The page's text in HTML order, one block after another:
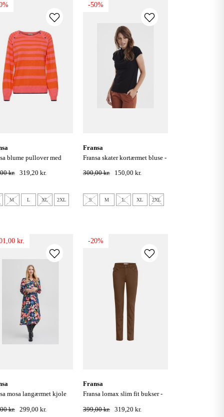
kr. 319,20 kr.
M L XL 2XL
-50%
fransa
fransa skater kortærmet bluse -
300,00 kr. 150,00 kr.
S M L XL 2XL
kr.
kr. 299,00 kr.
-20%
fransa
fransa lomax slim fit bukser -
399,00 kr. 319,20 kr.